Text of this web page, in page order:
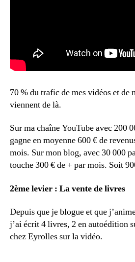
70 % du trafic de mes vidéos et de
viennent de là.
Sur ma chaîne YouTube avec 200
gagne en moyenne 600 € de
mois. Sur mon blog, avec 30 000
touche 300 € de + par mois. Soit
2ème levier : La vente de livres
Depuis que je blogue et que
j’ai écrit 4 livres, 2 en autoédition
chez Eyrolles sur la vidéo.